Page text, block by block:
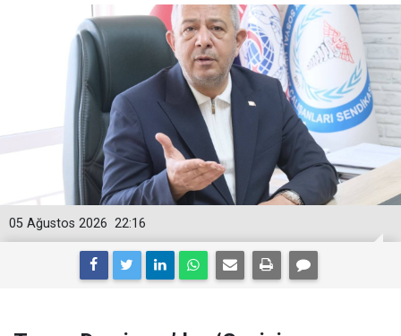
22:16
05 Ağustos 2026